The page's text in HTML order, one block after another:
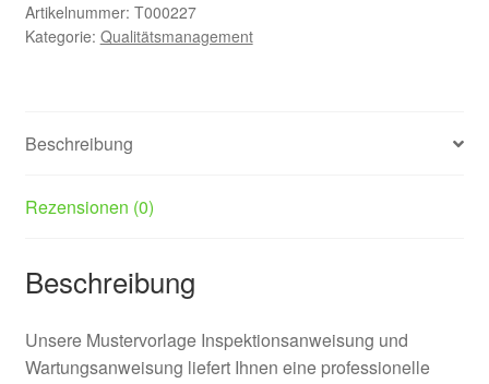
Artikelnummer: T000227
Kategorie: Qualitätsmanagement
Beschreibung
Rezensionen (0)
Beschreibung
Unsere Mustervorlage Inspektionsanweisung und
Wartungsanweisung liefert Ihnen eine professionelle